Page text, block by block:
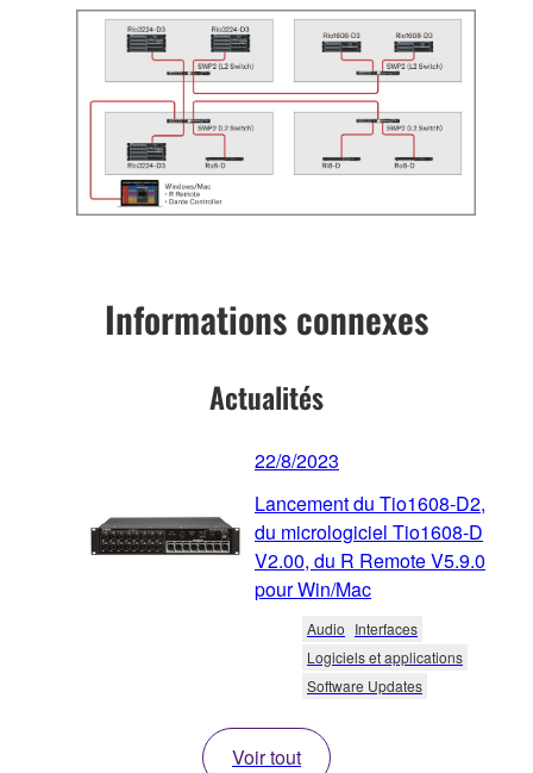
Informations connexes
Actualités
22/8/2023
Lancement du Tio1608-D2,
du micrologiciel Tio1608-D
V2.00, du R Remote V5.9.0
pour Win/Mac
Audio Interfaces
Logiciels et applications
Software Updates
Voir tout